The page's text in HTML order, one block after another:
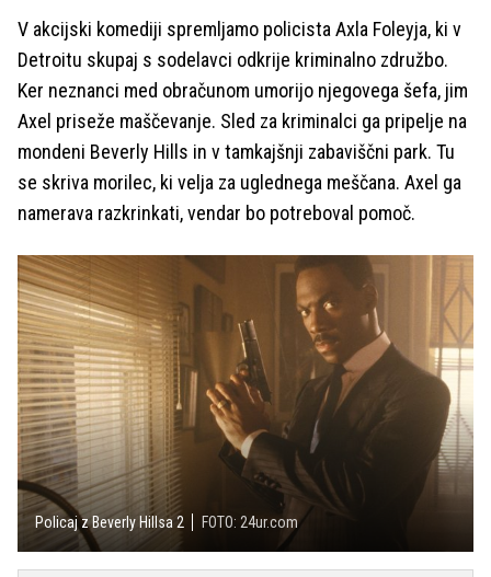
V akcijski komediji spremljamo policista Axla Foleyja, ki v
Detroitu skupaj s sodelavci odkrije kriminalno združbo.
Ker neznanci med obračunom umorijo njegovega šefa, jim
Axel priseže maščevanje. Sled za kriminalci ga pripelje na
mondeni Beverly Hills in v tamkajšnji zabaviščni park. Tu
se skriva morilec, ki velja za uglednega meščana. Axel ga
namerava razkrinkati, vendar bo potreboval pomoč.
Policaj z Beverly Hillsa 2 FOTO: 24ur.com